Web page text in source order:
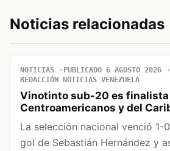
Noticias relacionadas
NOTICIAS PUBLICADO 6 AGOSTO 2026
REDACCIÓN NOTICIAS VENEZUELA
Vinotinto sub-20 es finalista
Centroamericanos y del
La selección nacional venció 1-
gol de Sebastián Hernández y